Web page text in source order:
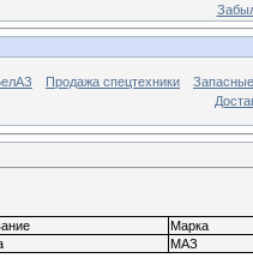
Продажа спецтехники
Марка
МАЗ